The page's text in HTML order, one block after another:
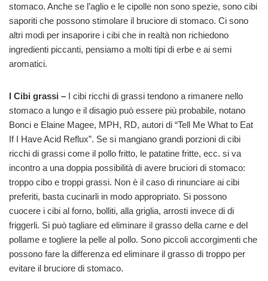
stomaco. Anche se l’aglio e le cipolle non sono spezie, sono cibi
saporiti che possono stimolare il bruciore di stomaco. Ci sono
altri modi per insaporire i cibi che in realtà non richiedono
ingredienti piccanti, pensiamo a molti tipi di erbe e ai semi
aromatici.
I Cibi grassi – I cibi ricchi di grassi tendono a rimanere nello
stomaco a lungo e il disagio può essere più probabile, notano
Bonci e Elaine Magee, MPH, RD, autori di “Tell Me What to Eat
If I Have Acid Reflux”. Se si mangiano grandi porzioni di cibi
ricchi di grassi come il pollo fritto, le patatine fritte, ecc. si va
incontro a una doppia possibilità di avere bruciori di stomaco:
troppo cibo e troppi grassi. Non è il caso di rinunciare ai cibi
preferiti, basta cucinarli in modo appropriato. Si possono
cuocere i cibi al forno, bolliti, alla griglia, arrosti invece di di
friggerli. Si può tagliare ed eliminare il grasso della carne e del
pollame e togliere la pelle al pollo. Sono piccoli accorgimenti che
possono fare la differenza ed eliminare il grasso di troppo per
evitare il bruciore di stomaco.